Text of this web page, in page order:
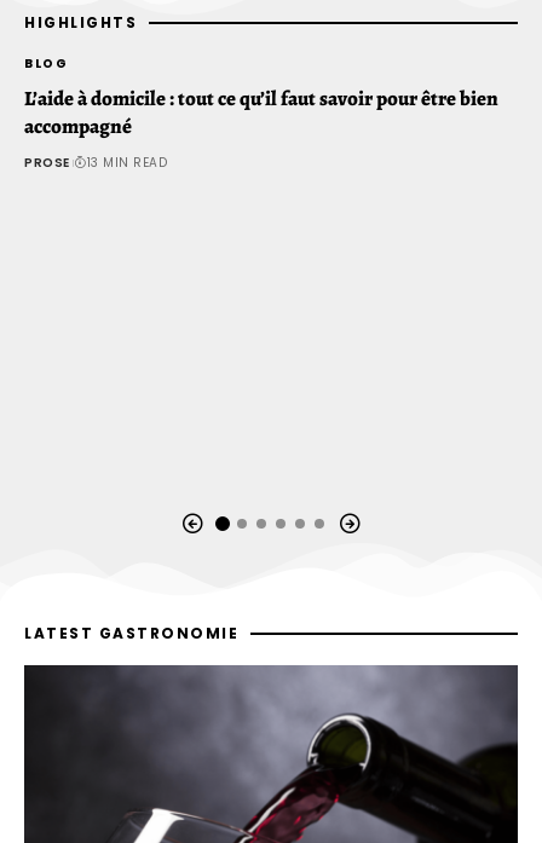
HIGHLIGHTS
BLOG
L’aide à domicile : tout ce qu’il faut savoir pour être bien
accompagné
PROSE 13 MIN READ
LATEST GASTRONOMIE